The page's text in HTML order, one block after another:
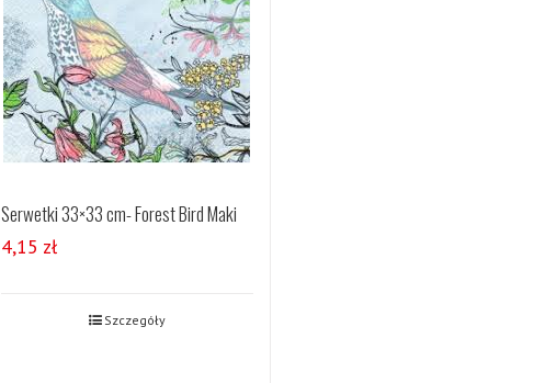
Serwetki 33×33 cm- Forest Bird Maki
4,15 zł
Szczegóły